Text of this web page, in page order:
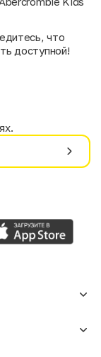
что
доступной!